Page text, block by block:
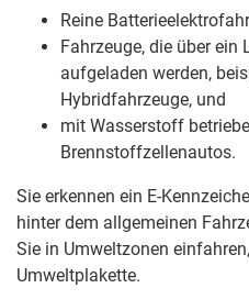
Reine
Fahrzeuge, die über ein
aufgeladen werden,
Hybridfahrzeuge, und
mit Wasserstoff
Brennstoffzellenautos.
Sie erkennen ein E-
hinter dem allgemeinen
Sie in Umweltzonen
Umweltplakette.